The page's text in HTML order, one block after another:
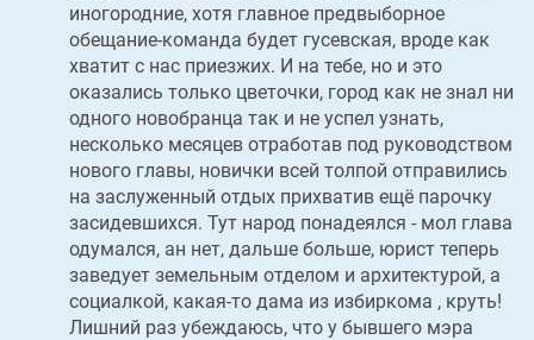
иногородние, хотя главное предвыборное
обещание-команда будет гусевская, вроде как
хватит с нас приезжих. И на тебе, но и это
оказались только цветочки, город как не знал ни
одного новобранца так и не успел узнать,
несколько месяцев отработав под руководством
нового главы, новички всей толпой отправились
на заслуженный отдых прихватив ещё парочку
засидевшихся. Тут народ понадеялся - мол глава
одумался, ан нет, дальше больше, юрист теперь
заведует земельным отделом и архитектурой, а
социалкой, какая-то дама из избиркома , круть!
Лишний раз убеждаюсь, что у бывшего мэра